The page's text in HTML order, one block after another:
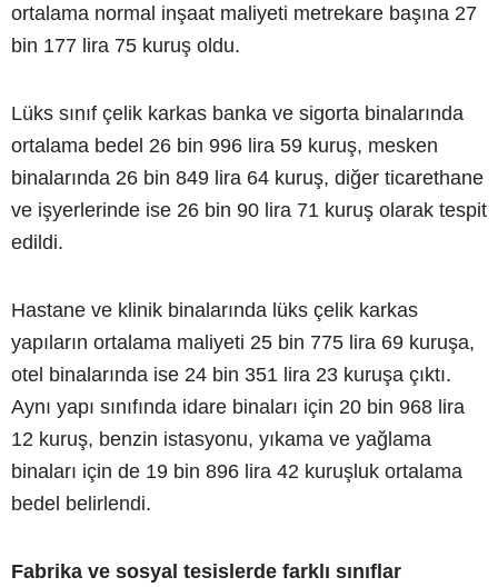
ortalama normal inşaat maliyeti metrekare başına 27
bin 177 lira 75 kuruş oldu.
Lüks sınıf çelik karkas banka ve sigorta binalarında
ortalama bedel 26 bin 996 lira 59 kuruş, mesken
binalarında 26 bin 849 lira 64 kuruş, diğer ticarethane
ve işyerlerinde ise 26 bin 90 lira 71 kuruş olarak tespit
edildi.
Hastane ve klinik binalarında lüks çelik karkas
yapıların ortalama maliyeti 25 bin 775 lira 69 kuruşa,
otel binalarında ise 24 bin 351 lira 23 kuruşa çıktı.
Aynı yapı sınıfında idare binaları için 20 bin 968 lira
12 kuruş, benzin istasyonu, yıkama ve yağlama
binaları için de 19 bin 896 lira 42 kuruşluk ortalama
bedel belirlendi.
Fabrika ve sosyal tesislerde farklı sınıflar